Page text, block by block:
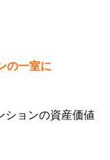
の一室に
ションの資産価値